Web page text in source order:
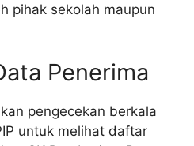
pihak sekolah maupun
Penerima
pengecekan berkala
untuk melihat daftar